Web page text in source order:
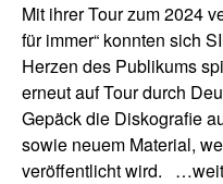
Mit ihrer Tour zum 2024
für immer“ konnten sich
Herzen des Publikums
erneut auf Tour durch
Gepäck die Diskografie
sowie neuem Material,
veröffentlicht wird.